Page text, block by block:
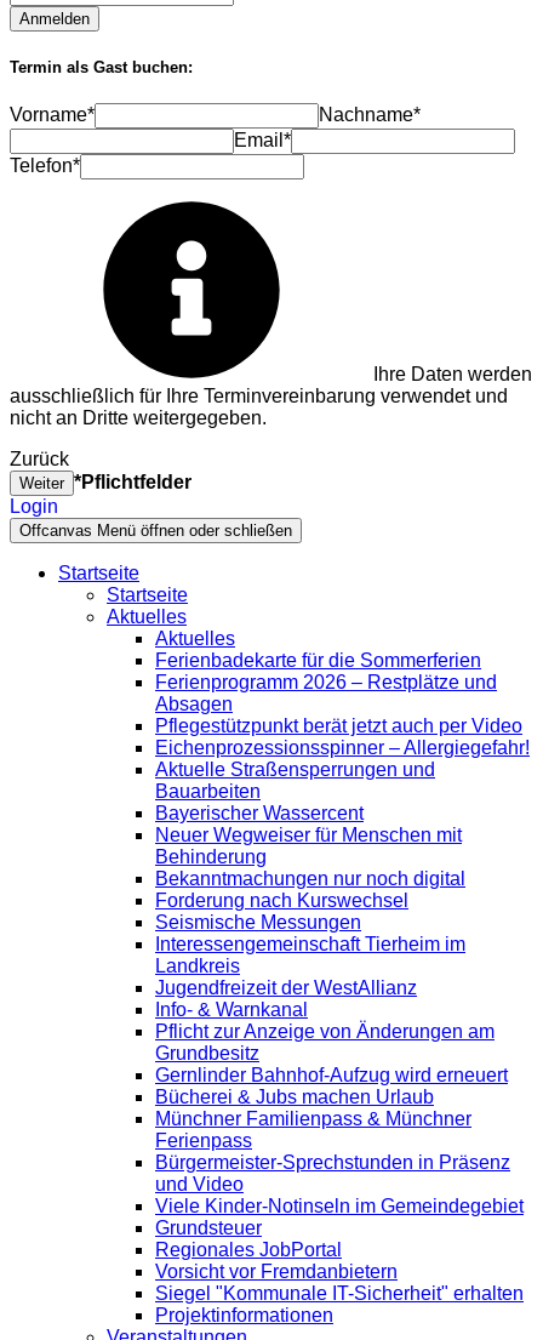
Anmelden
Termin als Gast buchen:
Vorname*
Nachname*
Email*
Telefon*
Ihre Daten werden
ausschließlich für Ihre Terminvereinbarung verwendet und
nicht an Dritte weitergegeben.
Zurück
Weiter *Pflichtfelder
Login
Offcanvas Menü öffnen oder schließen
Startseite
Startseite
Aktuelles
Aktuelles
Ferienbadekarte für die Sommerferien
Ferienprogramm 2026 – Restplätze und
Absagen
Pflegestützpunkt berät jetzt auch per Video
Eichenprozessionsspinner – Allergiegefahr!
Aktuelle Straßensperrungen und
Bauarbeiten
Bayerischer Wassercent
Neuer Wegweiser für Menschen mit
Behinderung
Bekanntmachungen nur noch digital
Forderung nach Kurswechsel
Seismische Messungen
Interessengemeinschaft Tierheim im
Landkreis
Jugendfreizeit der WestAllianz
Info- & Warnkanal
Pflicht zur Anzeige von Änderungen am
Grundbesitz
Gernlinder Bahnhof-Aufzug wird erneuert
Bücherei & Jubs machen Urlaub
Münchner Familienpass & Münchner
Ferienpass
Bürgermeister-Sprechstunden in Präsenz
und Video
Viele Kinder-Notinseln im Gemeindegebiet
Grundsteuer
Regionales JobPortal
Vorsicht vor Fremdanbietern
Siegel "Kommunale IT-Sicherheit" erhalten
Projektinformationen